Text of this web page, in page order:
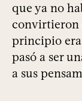
que ya no
convirtieron
principio era
pasó a ser
a sus